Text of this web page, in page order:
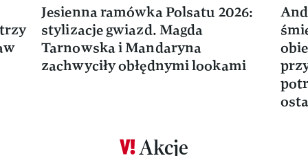
Jesienna ramówka Polsatu 2026:
stylizacje gwiazd. Magda
Tarnowska i Mandaryna
zachwyciły obłędnymi lookami
Akcje